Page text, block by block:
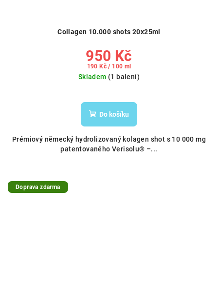
Collagen 10.000 shots 20x25ml
950 Kč
Měrná
190 Kč / 100 ml
Skladem (1 balení)
Do košíku
Prémiový německý hydrolizovaný kolagen shot s 10 000 mg
patentovaného Verisolu® –...
Doprava zdarma